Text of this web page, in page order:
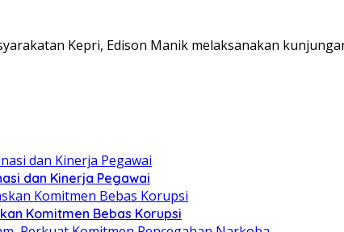
Kepri, Edison Manik melaksanakan
dan Kinerja Pegawai
Komitmen Bebas Korupsi